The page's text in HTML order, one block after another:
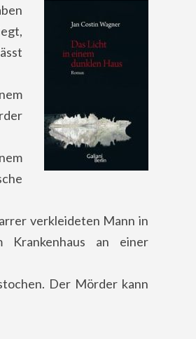
verkleideten Mann in
Krankenhaus an einer
Der Mörder kann